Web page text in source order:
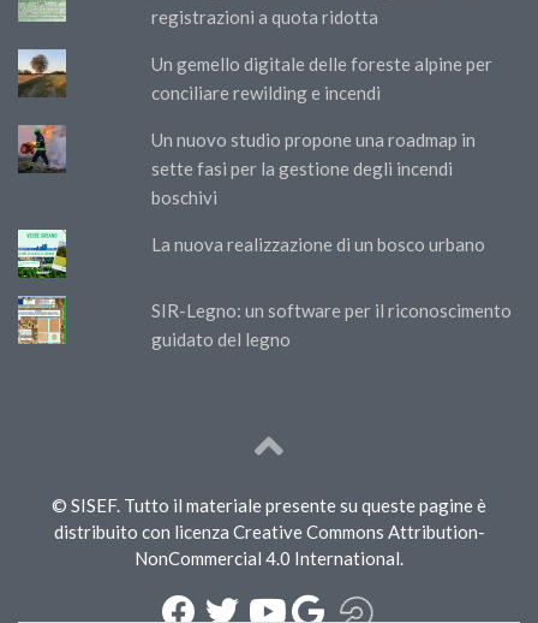
registrazioni a quota ridotta
Un gemello digitale delle foreste alpine per
conciliare rewilding e incendi
Un nuovo studio propone una roadmap in
sette fasi per la gestione degli incendi
boschivi
La nuova realizzazione di un bosco urbano
SIR-Legno: un software per il riconoscimento
guidato del legno
© SISEF. Tutto il materiale presente su queste pagine è
distribuito con licenza Creative Commons Attribution-
NonCommercial 4.0 International.